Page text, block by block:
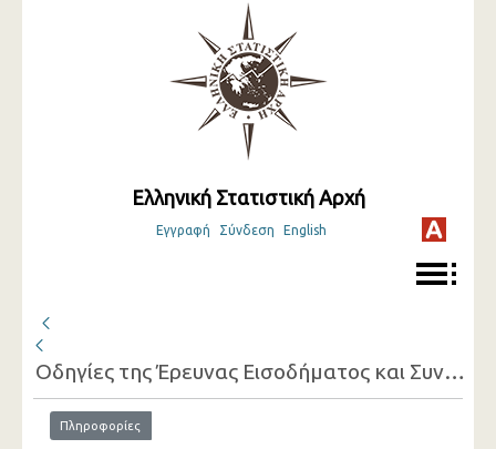
Ελληνική Στατιστική Αρχή
Εγγραφή Σύνδεση English
Οδηγίες της Έρευνας Εισοδήματος και Συνθηκών Διαβίωσης προς τους ερευνητές ( 2023 )
Πληροφορίες